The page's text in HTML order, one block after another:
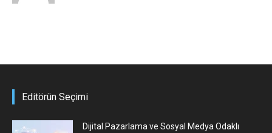
Editörün Seçimi
Dijital Pazarlama ve Sosyal Medya Odaklı